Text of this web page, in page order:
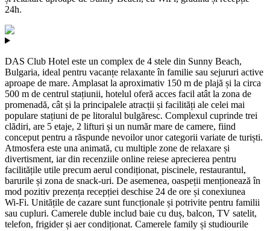
24h.
DAS Club Hotel este un complex de 4 stele din Sunny Beach,
Bulgaria, ideal pentru vacanțe relaxante în familie sau sejururi active
aproape de mare. Amplasat la aproximativ 150 m de plajă și la circa
500 m de centrul stațiunii, hotelul oferă acces facil atât la zona de
promenadă, cât și la principalele atracții și facilități ale celei mai
populare stațiuni de pe litoralul bulgăresc. Complexul cuprinde trei
clădiri, are 5 etaje, 2 lifturi și un număr mare de camere, fiind
conceput pentru a răspunde nevoilor unor categorii variate de turiști.
Atmosfera este una animată, cu multiple zone de relaxare și
divertisment, iar din recenziile online reiese aprecierea pentru
facilitățile utile precum aerul condiționat, piscinele, restaurantul,
barurile și zona de snack-uri. De asemenea, oaspeții menționează în
mod pozitiv prezența recepției deschise 24 de ore și conexiunea
Wi‑Fi. Unitățile de cazare sunt funcționale și potrivite pentru familii
sau cupluri. Camerele duble includ baie cu duș, balcon, TV satelit,
telefon, frigider și aer condiționat. Camerele family și studiourile